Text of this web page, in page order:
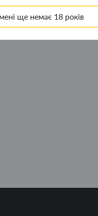
ще немає 18 років